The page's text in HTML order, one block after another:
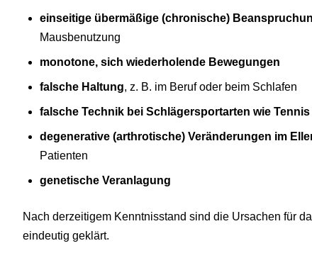
einseitige übermäßige (chronische)
Mausbenutzung
monotone, sich wiederholende Bewegungen
falsche Haltung, z. B. im Beruf oder beim Schlafen
falsche Technik bei Schlägersportarten wie
degenerative (arthrotische) Veränderungen im
Patienten
genetische Veranlagung
Nach derzeitigem Kenntnisstand sind die Ursachen für
eindeutig geklärt.